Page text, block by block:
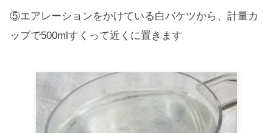
⑤エアレーションをかけている白バケツから、計量カ
ップで500mlすくって近くに置きます